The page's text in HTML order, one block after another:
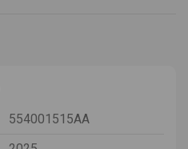
554001515AA